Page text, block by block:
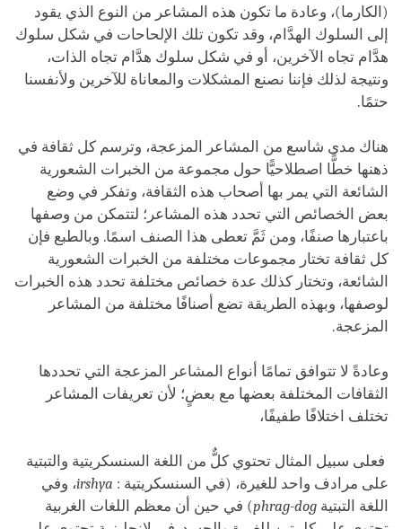
(الكارما)، وعادة ما تكون هذه المشاعر من النوع الذي يقود
إلى السلوك الهدَّام، وقد تكون تلك الإلحاحات في شكل سلوك
هدَّام تجاه الآخرين، أو في شكل سلوك هدَّام تجاه الذات،
ونتيجة لذلك فإننا نصنع المشكلات والمعاناة للآخرين ولأنفسنا
حتمًا.
هناك مدى شاسع من المشاعر المزعجة، وترسم كل ثقافة في
ذهنها خطًّا اصطلاحيًّا حول مجموعة من الخبرات الشعورية
الشائعة التي يمر بها أصحاب هذه الثقافة، وتفكر في وضع
بعض الخصائص التي تحدد هذه المشاعر؛ لتتمكن من وصفها
باعتبارها صنفًا، ومن ثَمَّ تعطى هذا الصنف اسمًا. وبالطبع فإن
كل ثقافة تختار مجموعات مختلفة من الخبرات الشعورية
الشائعة، وتختار كذلك عدة خصائص مختلفة تحدد هذه الخبرات
لوصفها، وبهذه الطريقة تضع أصنافًا مختلفة من المشاعر
المزعجة.
وعادةً لا تتوافق تمامًا أنواع المشاعر المزعجة التي تحددها
الثقافات المختلفة بعضها مع بعضٍ؛ لأن تعريفات المشاعر
تختلف اختلافًا طفيفًا،
فعلى سبيل المثال تحتوي كلٌّ من اللغة السنسكريتية والتبتية
على مرادف واحد للغيرة، (في السنسكريتية : irshya، وفي
اللغة التبتية phrag-dog) في حين أن معظم اللغات الغربية